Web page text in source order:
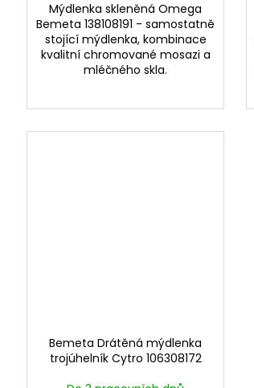
Mýdlenka skleněná Omega
Bemeta 138108191 - samostatně
stojící mýdlenka, kombinace
kvalitní chromované mosazi a
mléčného skla.
Bemeta Drátěná mýdlenka
trojúhelník Cytro 106308172